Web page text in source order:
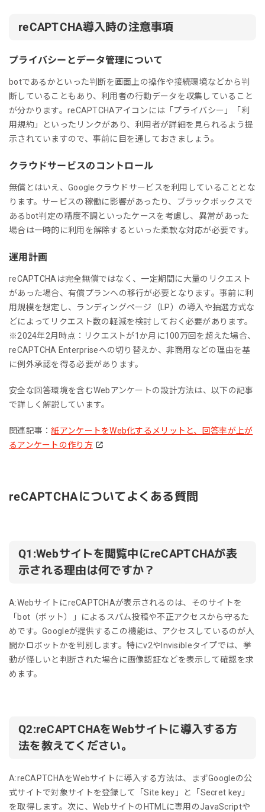
reCAPTCHA導入時の注意事項
プライバシーとデータ管理について
botであるかといった判断を画面上の操作や接続環境などから判
断していることもあり、利用者の行動データを収集していること
が分かります。reCAPTCHAアイコンには「プライバシー」「利
用規約」といったリンクがあり、利用者が詳細を見られるよう提
示されていますので、事前に目を通しておきましょう。
クラウドサービスのコントロール
無償とはいえ、Googleクラウドサービスを利用していることとな
ります。サービスの稼働に影響があったり、ブラックボックスで
あるbot判定の精度不調といったケースを考慮し、異常があった
場合は一時的に利用を解除するといった柔軟な対応が必要です。
運用計画
reCAPTCHAは完全無償ではなく、一定期間に大量のリクエスト
があった場合、有償プランへの移行が必要となります。事前に利
用規模を想定し、ランディングページ（LP）の導入や抽選方式な
どによってリクエスト数の軽減を検討しておく必要があります。
※2024年2月時点：リクエストが1か月に100万回を超えた場合、
reCAPTCHA Enterpriseへの切り替えか、非商用などの理由を基
に例外承認を得る必要があります。
安全な回答環境を含むWebアンケートの設計方法は、以下の記事
で詳しく解説しています。
関連記事：紙アンケートをWeb化するメリットと、回答率が上が
るアンケートの作り方
reCAPTCHAについてよくある質問
Q1:Webサイトを閲覧中にreCAPTCHAが表
示される理由は何ですか？
A:WebサイトにreCAPTCHAが表示されるのは、そのサイトを
「bot（ボット）」によるスパム投稿や不正アクセスから守るた
めです。Googleが提供するこの機能は、アクセスしているのが人
間かロボットかを判別します。特にv2やInvisibleタイプでは、挙
動が怪しいと判断された場合に画像認証などを表示して確認を求
めます。
Q2:reCAPTCHAをWebサイトに導入する方
法を教えてください。
A:reCAPTCHAをWebサイトに導入する方法は、まずGoogleの公
式サイトで対象サイトを登録して「Site key」と「Secret key」
を取得します。次に、WebサイトのHTMLに専用のJavaScriptや